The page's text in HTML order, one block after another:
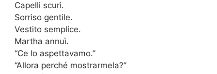
Capelli scuri.
Sorriso gentile.
Vestito semplice.
Martha annuì.
“Ce lo aspettavamo.”
“Allora perché mostrarmela?”